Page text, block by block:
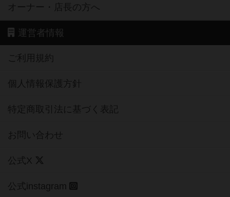
オーナー・店長の方へ
運営者情報
ご利用規約
個人情報保護方針
特定商取引法に基づく表記
お問い合わせ
公式X
公式instagram